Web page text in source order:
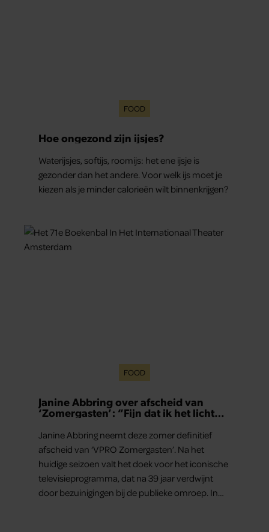
FOOD
Hoe ongezond zijn ijsjes?
Waterijsjes, softijs, roomijs: het ene ijsje is
gezonder dan het andere. Voor welk ijs moet je
kiezen als je minder calorieën wilt binnenkrijgen?
FOOD
Janine Abbring over afscheid van
‘Zomergasten’: “Fijn dat ik het licht
mag uitdoen”
Janine Abbring neemt deze zomer definitief
afscheid van ‘VPRO Zomergasten’. Na het
huidige seizoen valt het doek voor het iconische
televisieprogramma, dat na 39 jaar verdwijnt
door bezuinigingen bij de publieke omroep. In